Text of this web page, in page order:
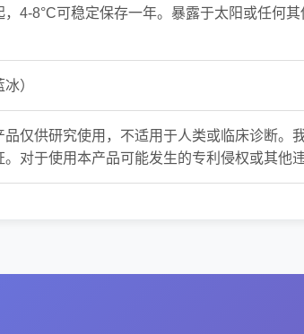
，4-8°C可稳定保存一年。暴露于太阳或任何
）
品仅供研究使用，不适用于人类或临床诊断。
。对于使用本产品可能发生的专利侵权或其他